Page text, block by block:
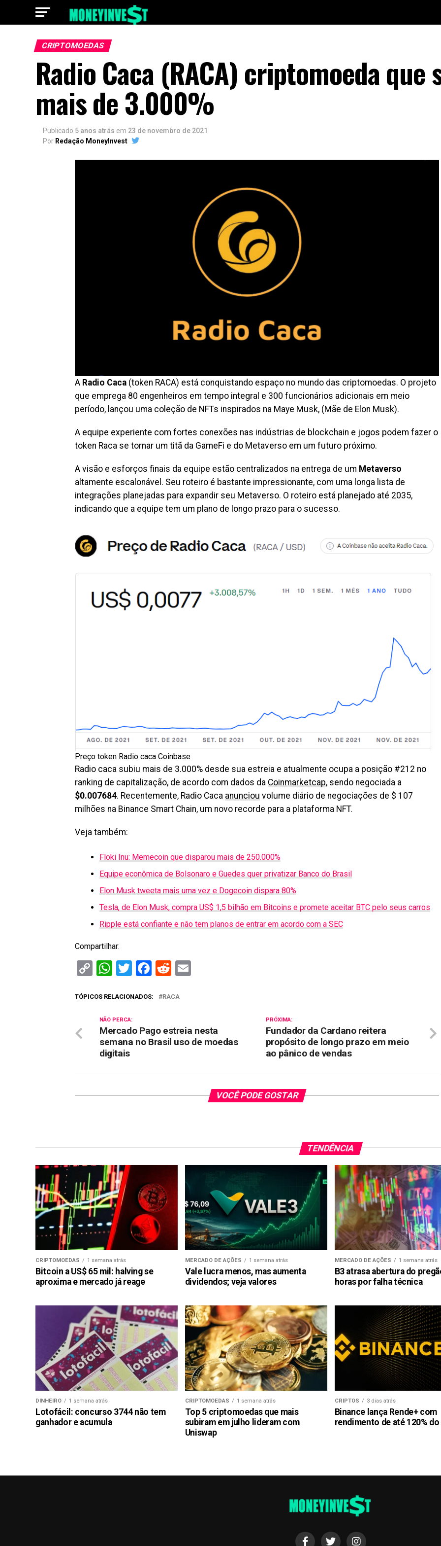
CRIPTOMOEDAS
Radio Caca (RACA) criptomoeda que
mais de 3.000%
Publicado 5 anos atrás em 23 de novembro de 2021
Por Redação MoneyInvest
A Radio Caca (token RACA) está conquistando espaço no mundo das criptomoedas. O projeto
que emprega 80 engenheiros em tempo integral e 300 funcionários adicionais em meio
período, lançou uma coleção de NFTs inspirados na Maye Musk, (Mãe de Elon Musk).
A equipe experiente com fortes conexões nas indústrias de blockchain e jogos podem fazer o
token Raca se tornar um titã da GameFi e do Metaverso em um futuro próximo.
A visão e esforços finais da equipe estão centralizados na entrega de um Metaverso
altamente escalonável. Seu roteiro é bastante impressionante, com uma longa lista de
integrações planejadas para expandir seu Metaverso. O roteiro está planejado até 2035,
indicando que a equipe tem um plano de longo prazo para o sucesso.
Preço token Radio caca Coinbase
Radio caca subiu mais de 3.000% desde sua estreia e atualmente ocupa a posição #212 no
ranking de capitalização, de acordo com dados da Coinmarketcap, sendo negociada a
$0.007684. Recentemente, Radio Caca anunciou volume diário de negociações de $ 107
milhões na Binance Smart Chain, um novo recorde para a plataforma NFT.
Veja também:
Floki Inu: Memecoin que disparou mais de 250.000%
Equipe econômica de Bolsonaro e Guedes quer privatizar Banco do Brasil
Elon Musk tweeta mais uma vez e Dogecoin dispara 80%
Tesla, de Elon Musk, compra US$ 1,5 bilhão em Bitcoins e promete aceitar BTC pelo seus carros
Ripple está confiante e não tem planos de entrar em acordo com a SEC
Compartilhar:
CopyWhatsApp
Twitter
Facebook
Reddit
TÓPICOS RELACIONADOS: RACA
PRÓXIMA:
Fundador da Cardano reitera
propósito de longo prazo em meio
ao pânico de vendas
NÃO PERCA:
Mercado Pago estreia nesta
semana no Brasil uso de moedas
digitais
VOCÊ PODE GOSTAR
TENDÊNCIA
CRIPTOMOEDAS 1 semana atrás
Bitcoin a US$ 65 mil: halving se
aproxima e mercado já reage
MERCADO DE AÇÕES 1 semana atrás
Vale lucra menos, mas aumenta
dividendos; veja valores
MERCADO DE AÇÕES 1 semana atrás
B3 atrasa abertura do
horas por falha técnica
DINHEIRO 1 semana atrás
Lotofácil: concurso 3744 não tem
ganhador e acumula
CRIPTOMOEDAS 1 semana atrás
Top 5 criptomoedas que mais
subiram em julho lideram com
Uniswap
CRIPTOS 3 dias atrás
Binance lança Rende+ com
rendimento de até 120% do